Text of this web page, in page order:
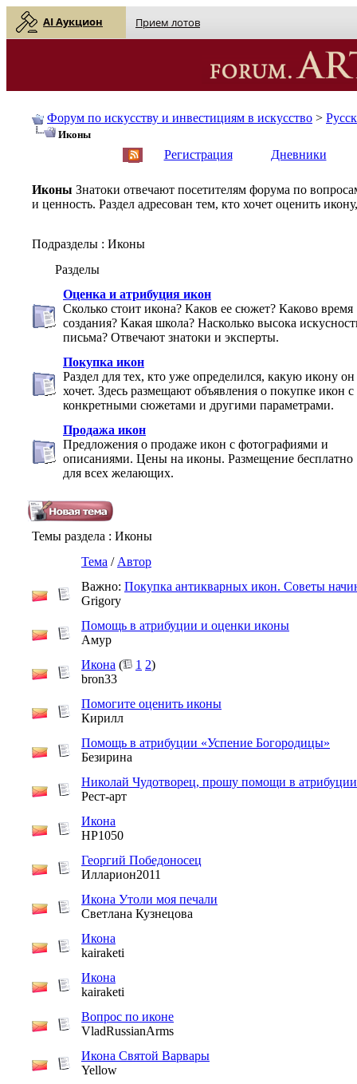
AI Аукцион Прием лотов
Форум по искусству и инвестициям в искусство >
Иконы
Регистрация Дневники
Иконы Знатоки отвечают посетителям форума по
и ценность. Раздел адресован тем, кто хочет оценить
Подразделы : Иконы
Разделы
Оценка и атрибуция икон
Сколько стоит икона? Каков ее сюжет? Каково время
создания? Какая школа? Насколько высока
письма? Отвечают знатоки и эксперты.
Покупка икон
Раздел для тех, кто уже определился, какую икону он
хочет. Здесь размещают объявления о покупке икон с
конкретными сюжетами и другими параметрами.
Продажа икон
Предложения о продаже икон с фотографиями и
описаниями. Цены на иконы. Размещение бесплатно
для всех желающих.
Темы раздела : Иконы
Тема / Автор
Важно: Покупка антикварных икон. Советы
Grigory
Помощь в атрибуции и оценки иконы
Амур
Икона ( 1 2)
bron33
Помогите оценить иконы
Кирилл
Помощь в атрибуции «Успение Богородицы»
Безирина
Николай Чудотворец, прошу помощи в атрибуции
Рест-арт
Икона
HP1050
Георгий Победоносец
Илларион2011
Икона Утоли моя печали
Светлана Кузнецова
Икона
kairaketi
Икона
kairaketi
Вопрос по иконе
VladRussianArms
Икона Святой Варвары
Yellow